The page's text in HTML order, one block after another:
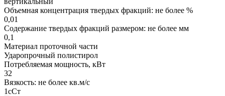
Объемная концентрация твердых фракций: не более %
0,01
Содержание твердых фракций размером: не более мм
0,1
Материал проточной части
Ударопрочный полистирол
Потребляемая мощность, кВт
32
Вязкость: не более кв.м/с
1сСт